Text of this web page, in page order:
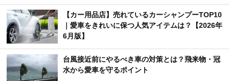
【カー用品店】売れているカーシャンプーTOP10
｜愛車をきれいに保つ人気アイテムは？【2026年
6月版】
台風接近前にやるべき車の対策とは？飛来物・冠
水から愛車を守るポイント